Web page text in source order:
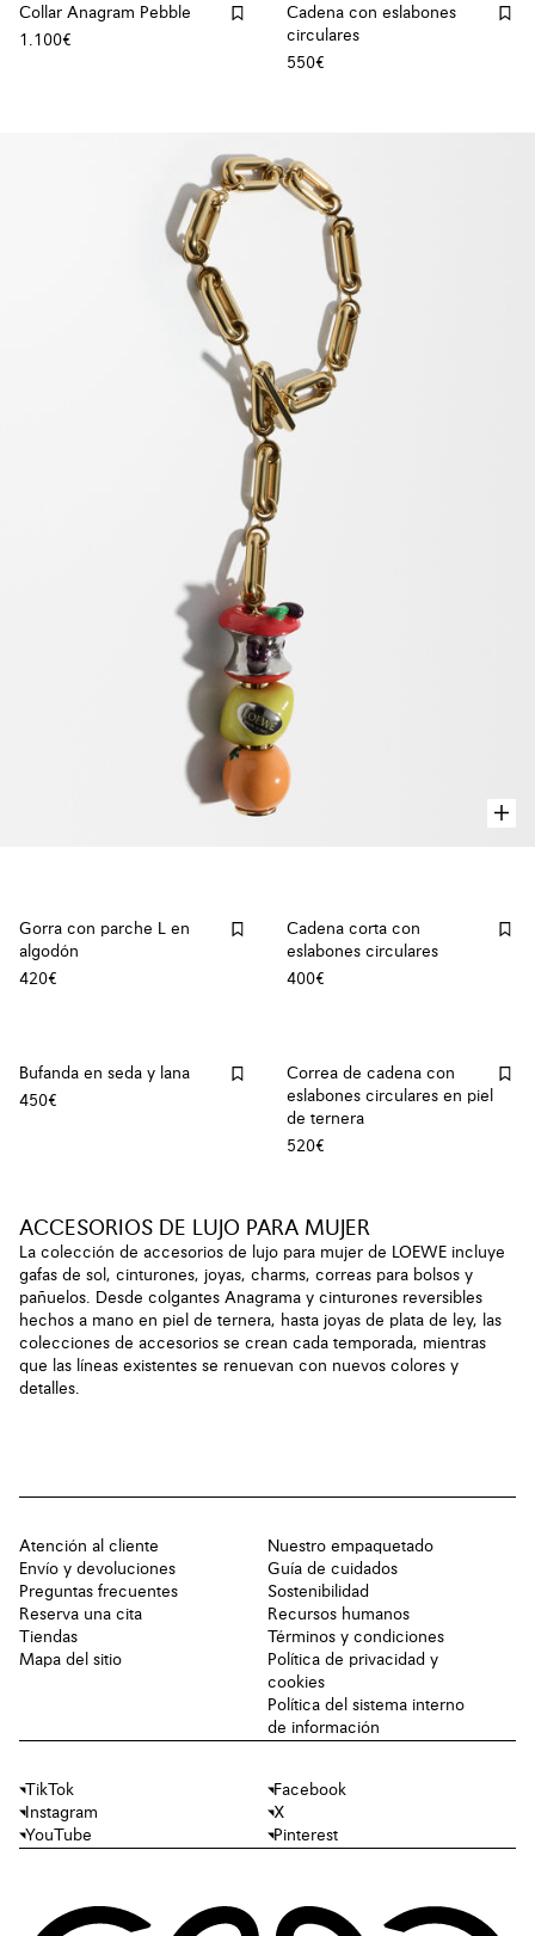
Collar Anagram Pebble
1.100€
Cadena con eslabones
circulares
550€
Gorra con parche L en
algodón
420€
Cadena corta con
eslabones circulares
400€
Bufanda en seda y lana
450€
Correa de cadena con
eslabones circulares en piel
de ternera
520€
ACCESORIOS DE LUJO PARA MUJER
La colección de accesorios de lujo para mujer de LOEWE incluye
gafas de sol, cinturones, joyas, charms, correas para bolsos y
pañuelos. Desde colgantes Anagrama y cinturones reversibles
hechos a mano en piel de ternera, hasta joyas de plata de ley, las
colecciones de accesorios se crean cada temporada, mientras
que las líneas existentes se renuevan con nuevos colores y
detalles.
Atención al cliente
Envío y devoluciones
Preguntas frecuentes
Reserva una cita
Tiendas
Mapa del sitio
Nuestro empaquetado
Guía de cuidados
Sostenibilidad
Recursos humanos
Términos y condiciones
Política de privacidad y
cookies
Política del sistema interno
de información
TikTok
Facebook
Instagram
X
YouTube
Pinterest